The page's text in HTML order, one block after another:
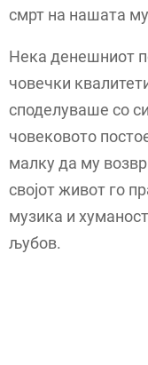
смрт на нашата
Нека денешниот
човечки
споделуваше со
човековото
малку да му
својот живот го
музика и
љубов.